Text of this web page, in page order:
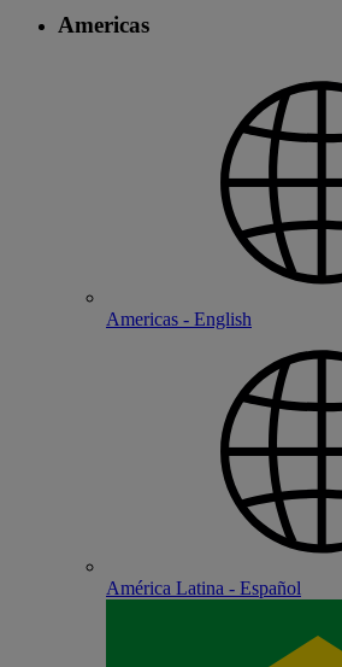
Americas
Americas - English
América Latina - Español